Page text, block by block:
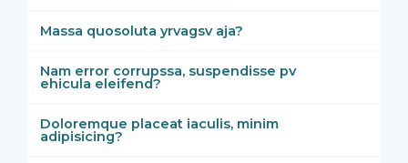
Massa quosoluta yrvagsv aja?
Nam error corrupssa, suspendisse pv
ehicula eleifend?
Doloremque placeat iaculis, minim
adipisicing?